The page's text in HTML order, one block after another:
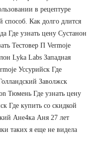
в рецептуре
способ. Как долго длится
Где узнать цену Сустанон
Тестовер П Vermoje
Lyka Labs Западная
Уссурийск Где
Заволжск
Тюмень Где узнать цену
Где купить со скидкой
Ане4ка Аня 27 лет
таких я еще не видела